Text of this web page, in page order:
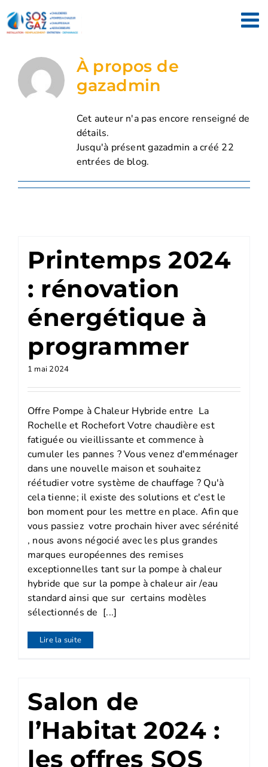
au
contenu
À propos de
gazadmin
Cet auteur n'a pas encore renseigné de
détails.
Jusqu'à présent gazadmin a créé 22
entrées de blog.
Printemps 2024
: rénovation
énergétique à
programmer
1 mai 2024
Offre Pompe à Chaleur Hybride entre La
Rochelle et Rochefort Votre chaudière est
fatiguée ou vieillissante et commence à
cumuler les pannes ? Vous venez d'emménager
dans une nouvelle maison et souhaitez
réétudier votre système de chauffage ? Qu'à
cela tienne; il existe des solutions et c'est le
bon moment pour les mettre en place. Afin que
vous passiez votre prochain hiver avec sérénité
, nous avons négocié avec les plus grandes
marques européennes des remises
exceptionnelles tant sur la pompe à chaleur
hybride que sur la pompe à chaleur air /eau
standard ainsi que sur certains modèles
sélectionnés de [...]
Lire la suite
Salon de
l’Habitat 2024 :
les offres SOS